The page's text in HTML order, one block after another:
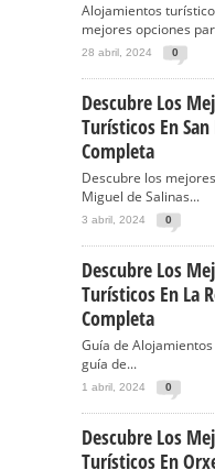
Alojamientos
mejores opciones
28 abril, 2024 0
Descubre Los
Turísticos En
Completa
Descubre los
Miguel de Salinas...
3 abril, 2024 0
Descubre Los
Turísticos En La
Completa
Guía de
guía de...
1 abril, 2024 0
Descubre Los
Turísticos En